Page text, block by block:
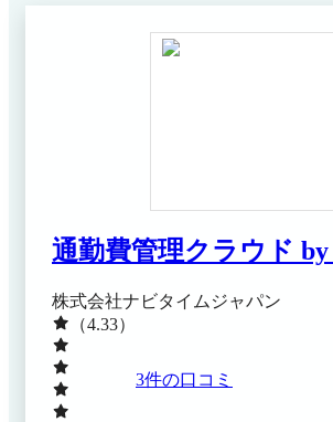
通勤費管理クラウド
株式会社ナビタイムジャパン
（4.33）
3件の口コミ